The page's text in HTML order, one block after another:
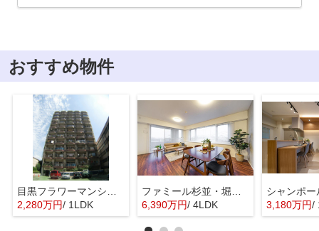
おすすめ物件
2,280万円/ 1LDK
6,390万円/ 4LDK 3,180万円/